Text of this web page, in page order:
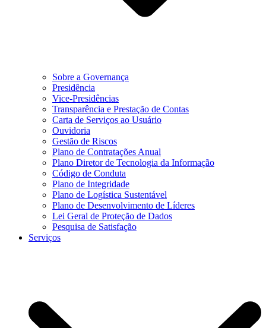
Sobre a Governança
Presidência
Vice-Presidências
Transparência e Prestação de Contas
Carta de Serviços ao Usuário
Ouvidoria
Gestão de Riscos
Plano de Contratações Anual
Plano Diretor de Tecnologia da Informação
Código de Conduta
Plano de Integridade
Plano de Logística Sustentável
Plano de Desenvolvimento de Líderes
Lei Geral de Proteção de Dados
Pesquisa de Satisfação
Serviços